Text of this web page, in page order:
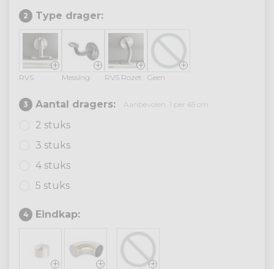
2 Type drager:
+
RVS
+
Messing
+
RVS Rozet
+
Geen
3 Aantal dragers: Aanbevolen: 1 per 65 cm
2 stuks
3 stuks
4 stuks
5 stuks
4 Eindkap:
+ + +